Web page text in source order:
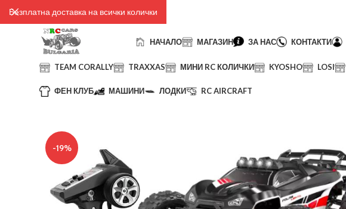
НАЧАЛО МАГАЗИН ЗА НАС КОНТАКТИ
TEAM CORALLY TRAXXAS МИНИ RC КОЛИЧКИ KYOSHO LOSI
ФЕН КЛУБ МАШИНИ ЛОДКИ RC AIRCRAFT
-19%
Безплатна доставка на всички колички